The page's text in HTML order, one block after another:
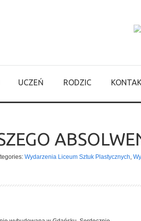
UCZEŃ RODZIC
Wydarzenia Liceum Sztuk Plastycznych,